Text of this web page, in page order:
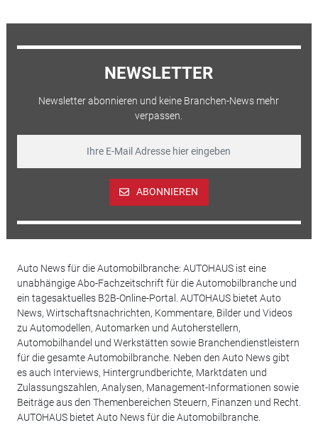
NEWSLETTER
Newsletter abonnieren und keine Branchen-News mehr
verpassen.
ABONNIEREN
Auto News für die Automobilbranche: AUTOHAUS ist eine
unabhängige Abo-Fachzeitschrift für die Automobilbranche und
ein tagesaktuelles B2B-Online-Portal. AUTOHAUS bietet Auto
News, Wirtschaftsnachrichten, Kommentare, Bilder und Videos
zu Automodellen, Automarken und Autoherstellern,
Automobilhandel und Werkstätten sowie Branchendienstleistern
für die gesamte Automobilbranche. Neben den Auto News gibt
es auch Interviews, Hintergrundberichte, Marktdaten und
Zulassungszahlen, Analysen, Management-Informationen sowie
Beiträge aus den Themenbereichen Steuern, Finanzen und Recht.
AUTOHAUS bietet Auto News für die Automobilbranche.